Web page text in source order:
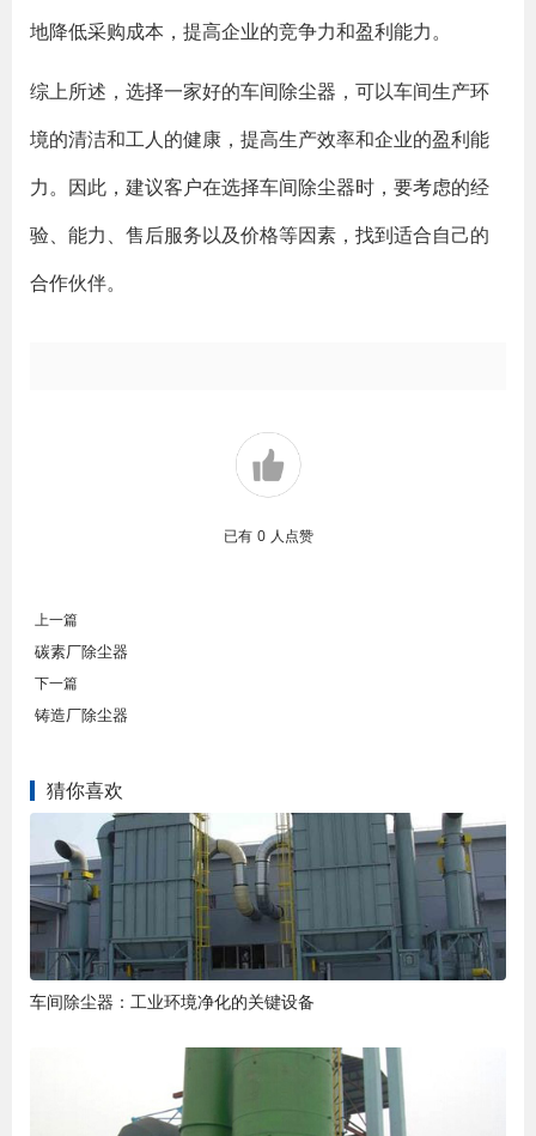
地降低采购成本，提高企业的竞争力和盈利能力。
综上所述，选择一家好的车间除尘器，可以车间生产环
境的清洁和工人的健康，提高生产效率和企业的盈利能
力。因此，建议客户在选择车间除尘器时，要考虑的经
验、能力、售后服务以及价格等因素，找到适合自己的
合作伙伴。
已有 0 人点赞
上一篇
碳素厂除尘器
下一篇
铸造厂除尘器
猜你喜欢
车间除尘器：工业环境净化的关键设备